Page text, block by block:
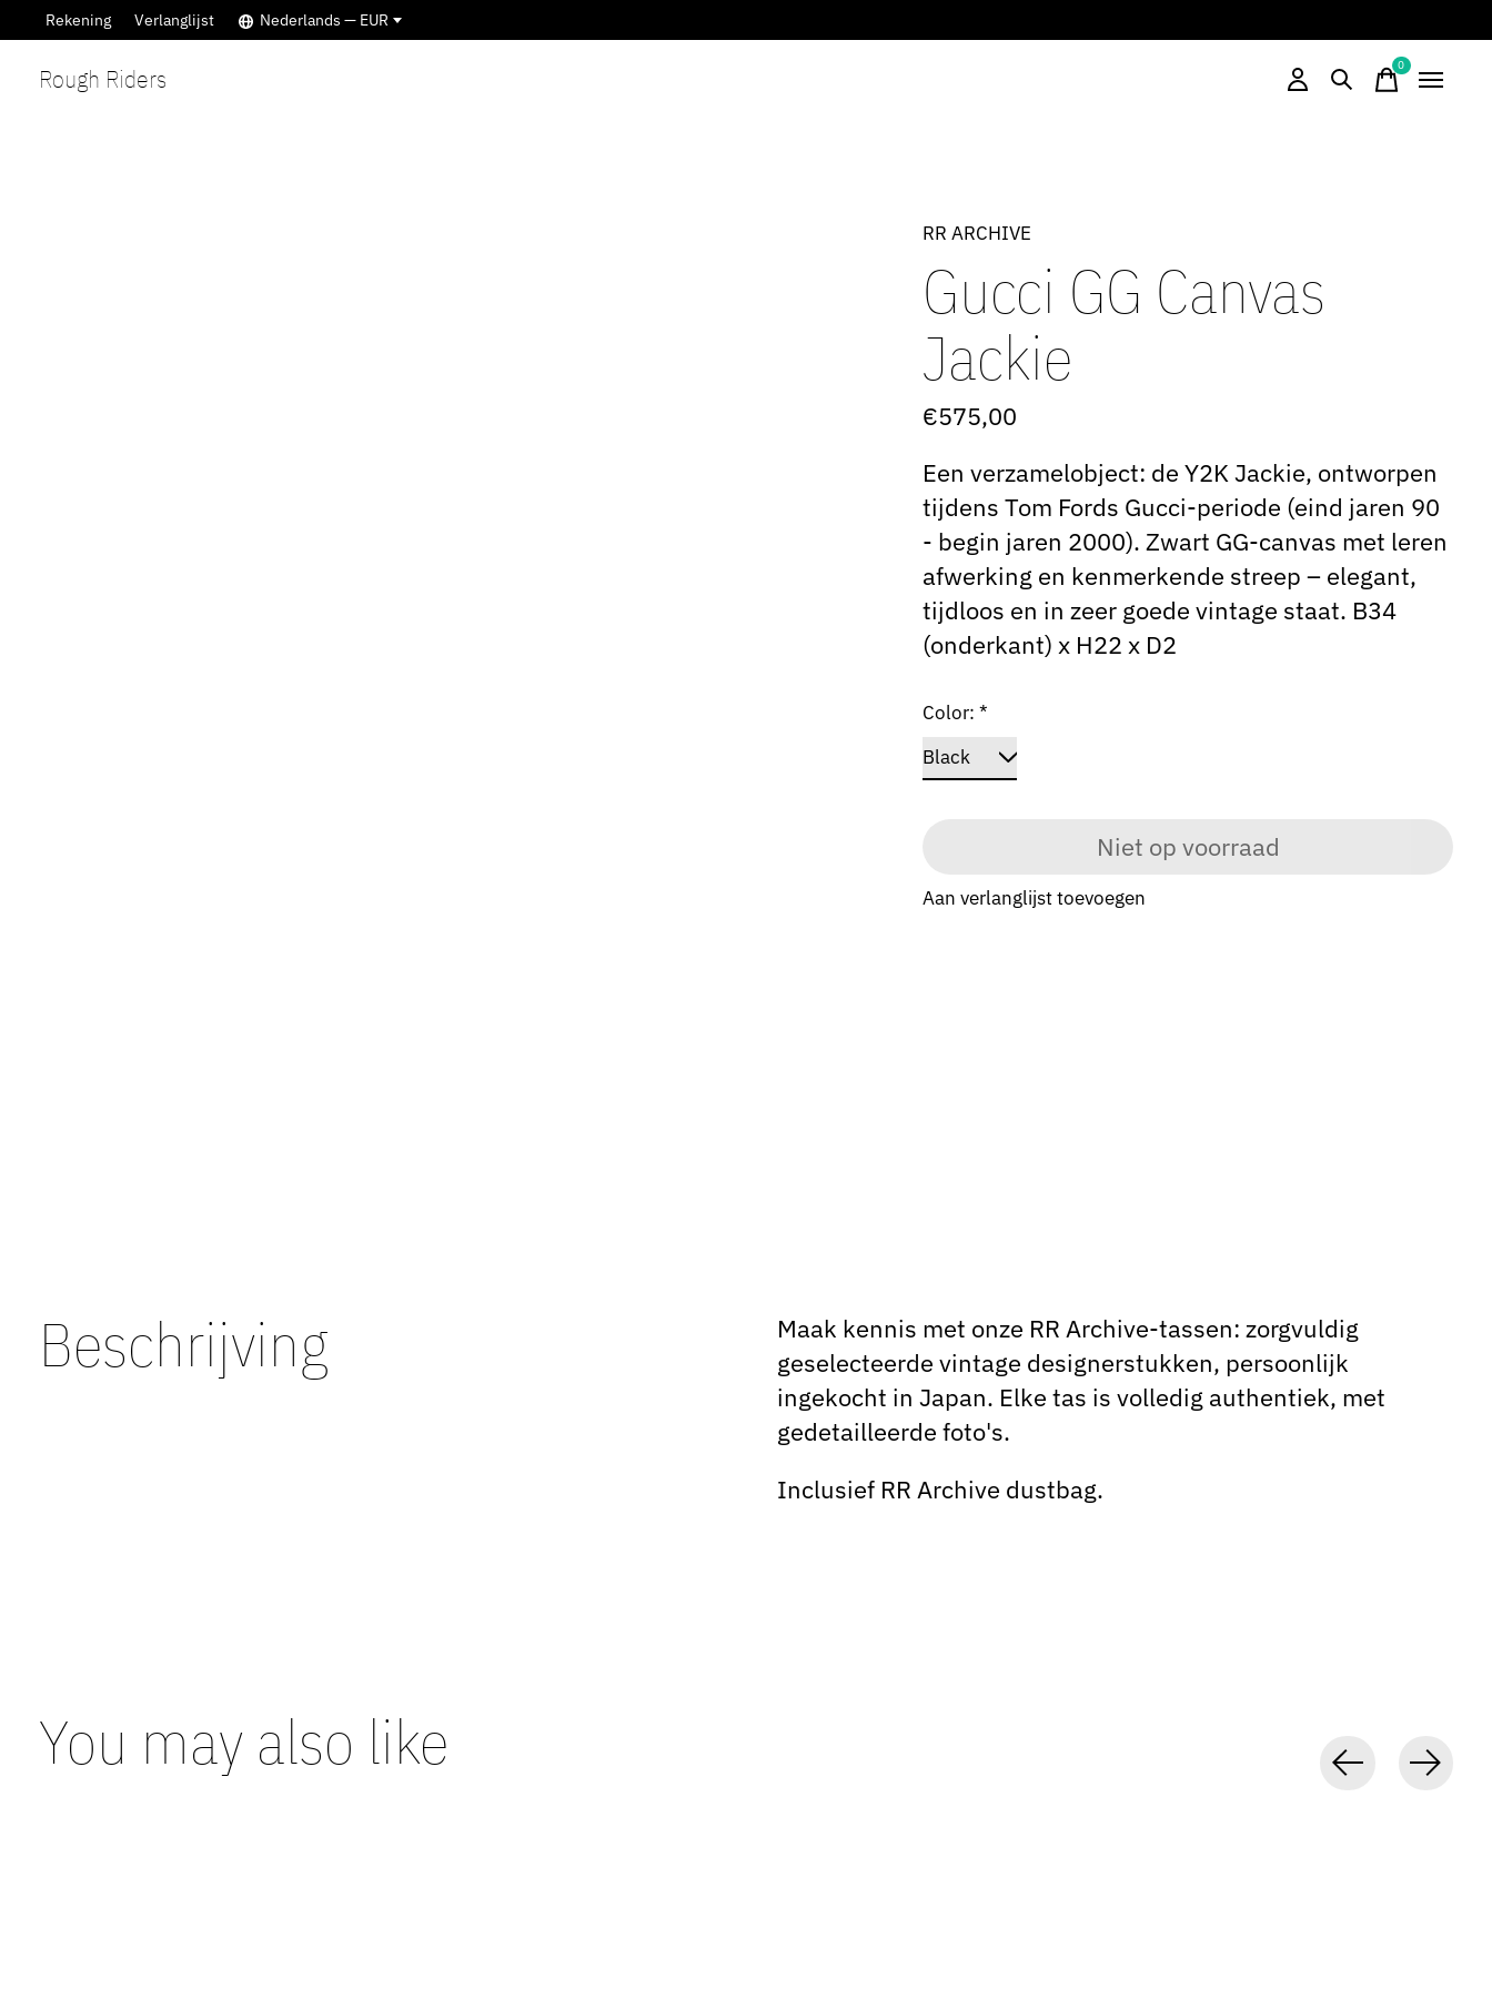
Rekening Verlanglijst Nederlands — EUR
Rough Riders 0items
RR ARCHIVE
Gucci GG Canvas
Jackie
€575,00
Een verzamelobject: de Y2K Jackie, ontworpen
tijdens Tom Fords Gucci-periode (eind jaren 90
- begin jaren 2000). Zwart GG-canvas met leren
afwerking en kenmerkende streep – elegant,
tijdloos en in zeer goede vintage staat. B34
(onderkant) x H22 x D2
Color:*
Niet op voorraad
Aan verlanglijst toevoegen
Beschrijving
Maak kennis met onze RR Archive-tassen: zorgvuldig
geselecteerde vintage designerstukken, persoonlijk
ingekocht in Japan. Elke tas is volledig authentiek, met
gedetailleerde foto's.
Inclusief RR Archive dustbag.
You may also like